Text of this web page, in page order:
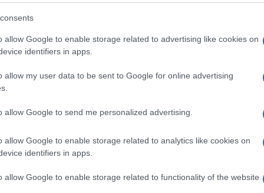
allow Google to enable storage related to advertising like cookies on
identifiers in apps.
allow my user data to be sent to Google for online advertising
allow Google to send me personalized advertising.
allow Google to enable storage related to analytics like cookies on
identifiers in apps.
allow Google to enable storage related to functionality of the website
ατυχές περιστατικό. Οι δύο άνδρες
υπάρχει ένταση μεταξύ τους, για
η οποία έδειχνε το τελευταίο
να έχει ομαλοποιηθεί.